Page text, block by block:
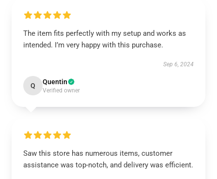
The item fits perfectly with my setup and works as
intended. I’m very happy with this purchase.
Sep 6, 2024
Q Quentin
Verified owner
Saw this store has numerous items, customer
assistance was top-notch, and delivery was efficient.